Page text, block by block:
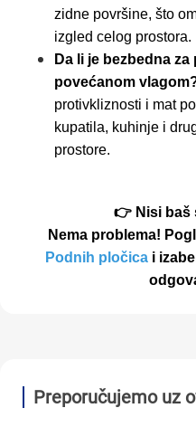
zidne površine, što
izgled celog prostora.
Da li je bezbedna
povećanom
protivkliznosti i mat
kupatila, kuhinje i
prostore.
👉 Nisi baš
Nema problema!
Podnih pločicai
Preporučujemo uz